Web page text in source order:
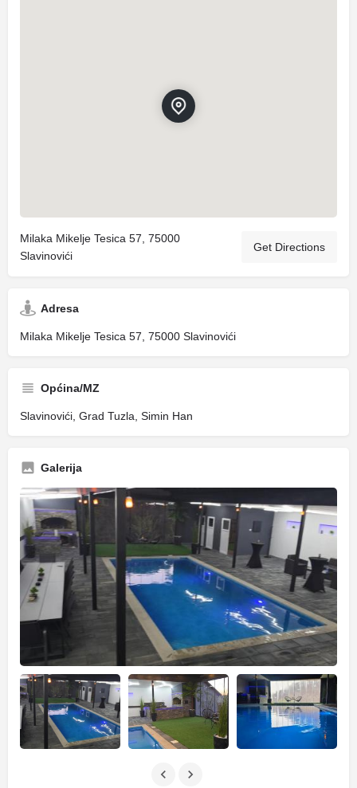
Milaka Mikelje Tesica 57, 75000
Slavinovići
Get Directions
Adresa
Milaka Mikelje Tesica 57, 75000 Slavinovići
Općina/MZ
Slavinovići, Grad Tuzla, Simin Han
Galerija